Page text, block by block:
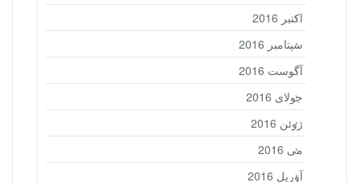
اکتبر 2016
سپتامبر 2016
آگوست 2016
جولای 2016
ژوئن 2016
می 2016
آوریل 2016